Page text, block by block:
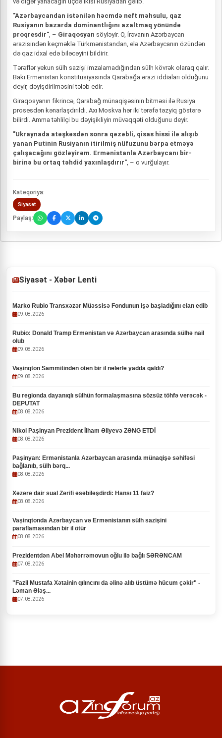
"Azərbaycandan istənilən həcmdə neft məhsulu, qaz
Rusiyanın bazarda dominantlığını azaltmaq yönündə
proqresdir", – Giraqosyan söyləyir. O, İrəvanın Azərbaycan
ərazisindən keçməklə Türkmənistandan, elə Azərbaycanın özündən
də qaz idxal edə biləcəyini bildirir.
Tərəflər yekun sülh sazişi imzalamadığından sülh kövrək olaraq qalır.
Bakı Ermənistan konstitusiyasında Qarabağa ərazi iddiaları olduğunu
deyir, dəyişdirilməsini tələb edir.
Giraqosyanın fikrincə, Qarabağ münaqişəsinin bitməsi ilə Rusiya
prosesdən kənarlaşdırıldı. Axı Moskva hər iki tərəfə təzyiq göstərə
bilirdi. Amma təhlilçi bu dəyişikliyin müvəqqəti olduğunu deyir.
"Ukraynada atəşkəsdən sonra qəzəbli, qisas hissi ilə alışıb
yanan Putinin Rusiyanın itirilmiş nüfuzunu bərpa etməyə
çalışacağını gözləyirəm. Ermənistanla Azərbaycanı bir-
birinə bu ortaq təhdid yaxınlaşdırır", – o vurğulayır.
Kateqoriya:
Siyasət
Paylaş:
Siyasət - Xəbər Lenti
Marko Rubio Transxəzər Müəssisə Fondunun işə başladığını elan edib
09.08.2026
Rubio: Donald Tramp Ermənistan və Azərbaycan arasında sülhə nail
olub
09.08.2026
Vaşinqton Sammitindən ötən bir il nələrlə yadda qaldı?
09.08.2026
Bu regionda dayanıqlı sülhün formalaşmasına sözsüz töhfə verəcək -
DEPUTAT
08.08.2026
Nikol Paşinyan Prezident İlham Əliyevə ZƏNG ETDİ
08.08.2026
Paşinyan: Ermənistanla Azərbaycan arasında münaqişə səhifəsi
bağlanıb, sülh bərq...
08.08.2026
Xəzərə dair sual Zərifi əsəbiləşdirdi: Hansı 11 faiz?
08.08.2026
Vaşinqtonda Azərbaycan və Ermənistanın sülh sazişini
paraflamasından bir il ötür
08.08.2026
Prezidentdən Abel Məhərrəmovun oğlu ilə bağlı SƏRƏNCAM
07.08.2026
"Fazil Mustafa Xətainin qılıncını da əlinə alıb üstümə hücum çəkir" -
Ləman Ələş...
07.08.2026